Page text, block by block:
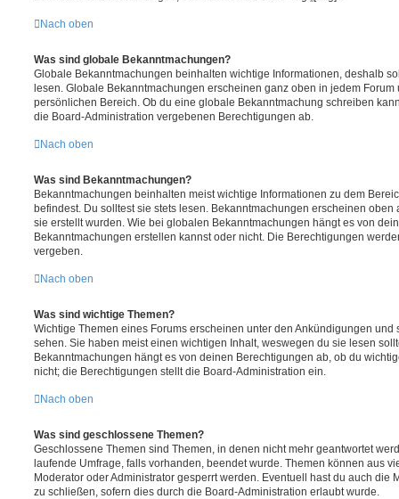
Nach oben
Was sind globale Bekanntmachungen?
Globale Bekanntmachungen beinhalten wichtige Informationen, deshalb
lesen. Globale Bekanntmachungen erscheinen ganz oben in jedem
persönlichen Bereich. Ob du eine globale Bekanntmachung schreiben
die Board-Administration vergebenen Berechtigungen ab.
Nach oben
Was sind Bekanntmachungen?
Bekanntmachungen beinhalten meist wichtige Informationen zu dem
befindest. Du solltest sie stets lesen. Bekanntmachungen erscheinen oben
sie erstellt wurden. Wie bei globalen Bekanntmachungen hängt es von
Bekanntmachungen erstellen kannst oder nicht. Die Berechtigungen
vergeben.
Nach oben
Was sind wichtige Themen?
Wichtige Themen eines Forums erscheinen unter den Ankündigungen und
sehen. Sie haben meist einen wichtigen Inhalt, weswegen du sie lesen
Bekanntmachungen hängt es von deinen Berechtigungen ab, ob du
nicht; die Berechtigungen stellt die Board-Administration ein.
Nach oben
Was sind geschlossene Themen?
Geschlossene Themen sind Themen, in denen nicht mehr geantwortet
laufende Umfrage, falls vorhanden, beendet wurde. Themen können aus
Moderator oder Administrator gesperrt werden. Eventuell hast du auch die
zu schließen, sofern dies durch die Board-Administration erlaubt wurde.